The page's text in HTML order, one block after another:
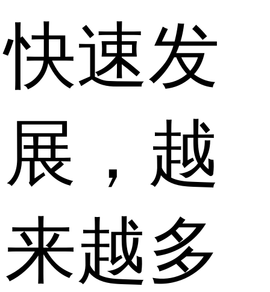
快速发
展，越
来越多